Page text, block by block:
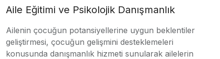
Aile Eğitimi ve Psikolojik Danışmanlık
Ailenin çocuğun potansiyellerine uygun beklentiler
geliştirmesi, çocuğun gelişmini desteklemeleri
konusunda danışmanlık hizmeti sunularak ailelerin